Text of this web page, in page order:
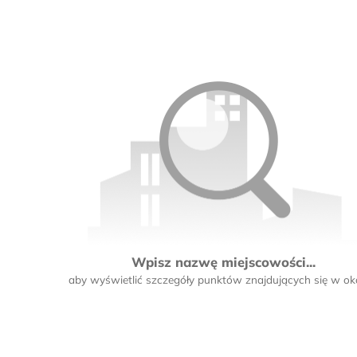
Wpisz nazwę miejscowości...
aby wyświetlić szczegóły punktów znajdujących się w